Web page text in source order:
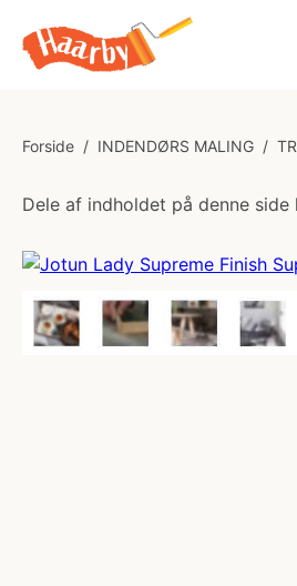
Forside / INDENDØRS MALING /
Dele af indholdet på denne